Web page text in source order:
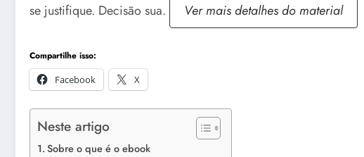
se justifique. Decisão sua.
Ver mais detalhes do material
Compartilhe isso:
Facebook
X
Neste artigo
Sobre o que é o ebook